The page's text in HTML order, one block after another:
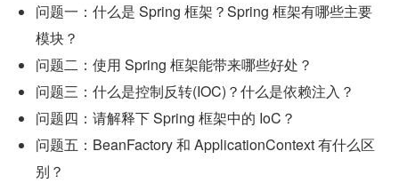
问题一：什么是 Spring 框架？Spring 框架有哪些主要
模块？
问题二：使用 Spring 框架能带来哪些好处？
问题三：什么是控制反转(IOC)？什么是依赖注入？
问题四：请解释下 Spring 框架中的 IoC？
问题五：BeanFactory 和 ApplicationContext 有什么区
别？